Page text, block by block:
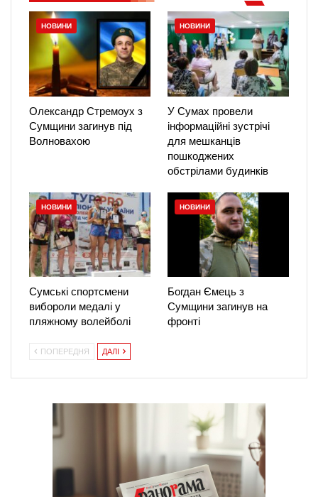
НОВИНИ
Олександр Стремоух з
Сумщини загинув під
Волновахою
НОВИНИ
У Сумах провели
інформаційні зустрічі
для мешканців
пошкоджених
обстрілами будинків
НОВИНИ
Сумські спортсмени
вибороли медалі у
пляжному волейболі
НОВИНИ
Богдан Ємець з
Сумщини загинув на
фронті
ПОПЕРЕДНЯ ДАЛІ